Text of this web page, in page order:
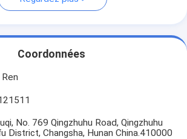
Coordonnées
No. 769 Qingzhuhu Road, Qingzhuhu
District, Changsha, Hunan China.410000